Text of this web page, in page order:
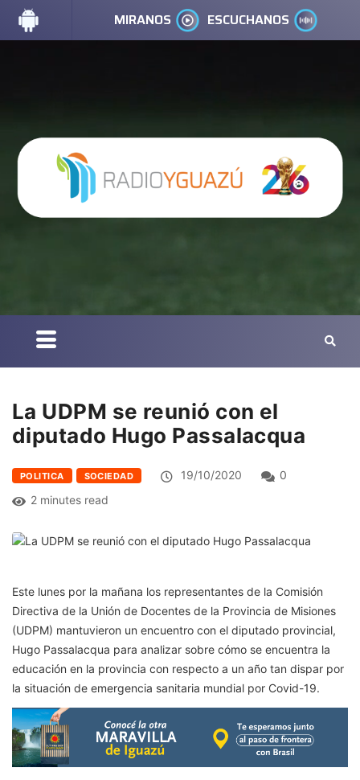
MIRANOS ESCUCHANOS
La UDPM se reunió con el
diputado Hugo Passalacqua
POLITICA SOCIEDAD 19/10/2020
0
2 minutes read
Este lunes por la mañana los representantes de la Comisión
Directiva de la Unión de Docentes de la Provincia de Misiones
(UDPM) mantuvieron un encuentro con el diputado provincial,
Hugo Passalacqua para analizar sobre cómo se encuentra la
educación en la provincia con respecto a un año tan dispar por
la situación de emergencia sanitaria mundial por Covid-19.